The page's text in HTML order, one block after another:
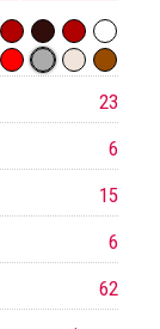
23
6
15
6
62